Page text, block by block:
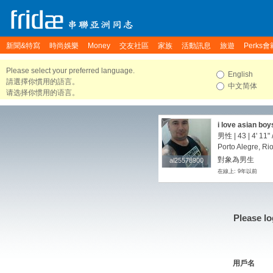
新聞&特寫 時尚娛樂 Money 交友社區 家族 活動訊息 旅遊 Perks會
Please select your preferred language.
請選擇你慣用的語言。
请选择你惯用的语言。
English
中文简体
al25578900
al25578900
i love asian
男性 | 43 | 4' 11"
Porto Alegre,
對象為男生
在線上: 9年以前
Please
用戶名